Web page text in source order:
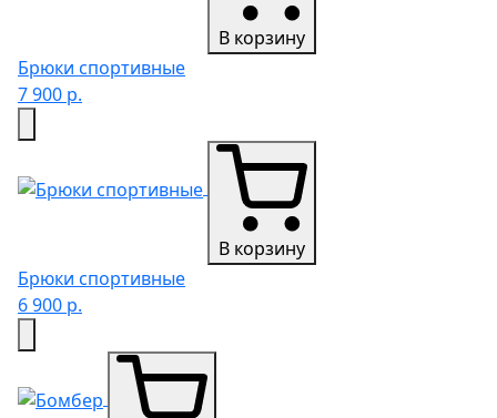
В корзину
Брюки спортивные
7 900 р.
В корзину
Брюки спортивные
6 900 р.